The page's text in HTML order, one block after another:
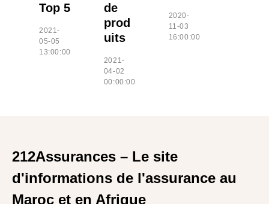
Top 5
2021-
05-05
13:00:00
de
prod
uits
2021-
04-02
00:00:00
2020-
11-03
16:00:00
212Assurances – Le site
d'informations de l'assurance au
Maroc et en Afrique